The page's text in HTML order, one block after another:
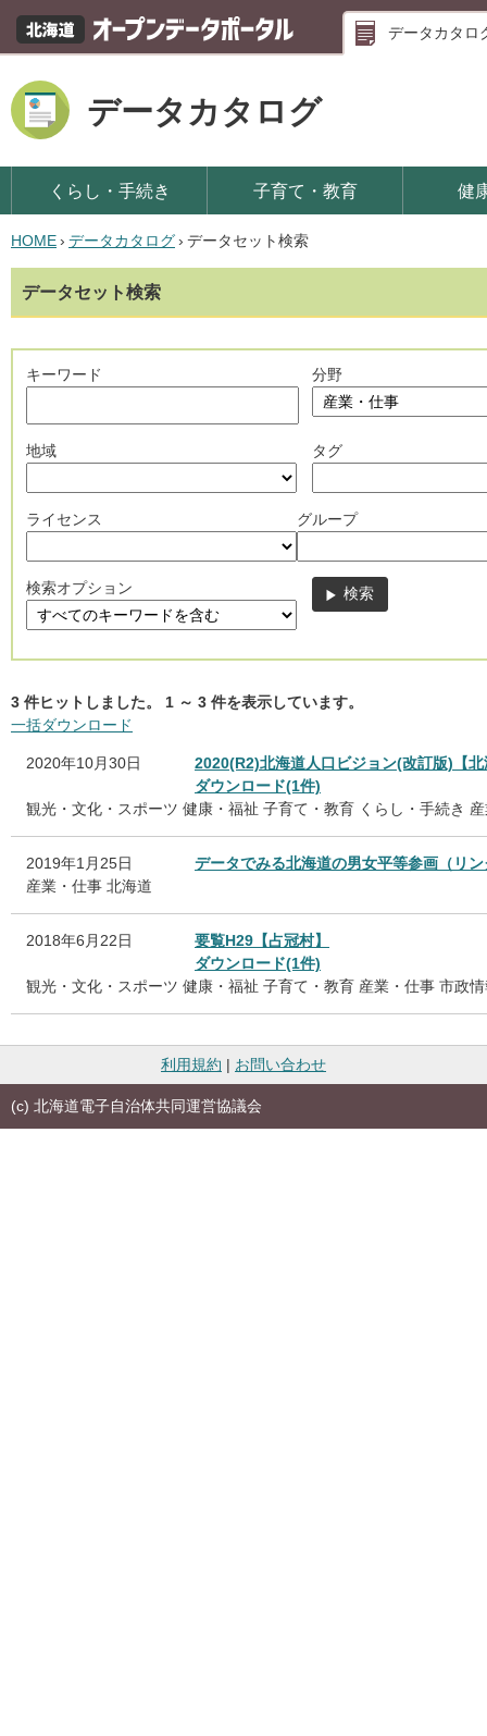
データカタロ
データカタログ
くらし・手続き 子育て・教育 健
HOME› データカタログ› データセット検索
データセット検索
キーワード 分野
地域 タグ
ライセンス グループ
検索オプション
3 件ヒットしました。 1 ～ 3 件を表示しています。
一括ダウンロード
2020年10月30日
2020(R2)北海道人口ビジョン(改訂版)【北
ダウンロード(1件)
観光・文化・スポーツ 健康・福祉 子育て・教育 くらし・手続き
2019年1月25日
データでみる北海道の男女平等参画（リ
産業・仕事 北海道
2018年6月22日
要覧H29【占冠村】
ダウンロード(1件)
観光・文化・スポーツ 健康・福祉 子育て・教育 産業・仕事 市政
利用規約 | お問い合わせ
(c) 北海道電子自治体共同運営協議会